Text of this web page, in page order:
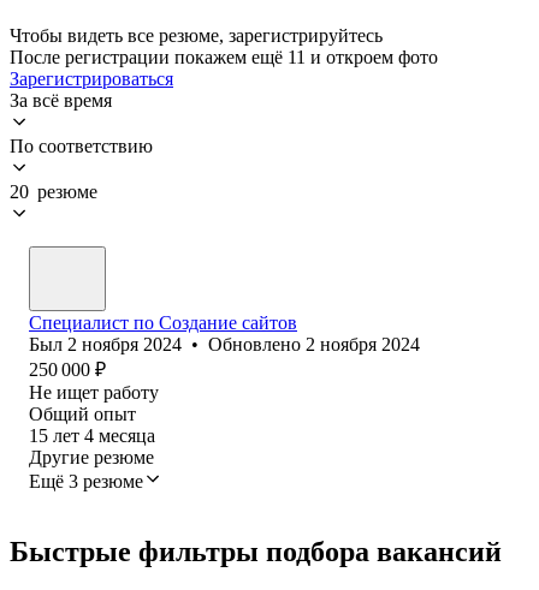
Чтобы видеть все резюме, зарегистрируйтесь
После регистрации покажем ещё 11 и откроем фото
Зарегистрироваться
За всё время
По соответствию
20 резюме
Специалист по Создание сайтов
Был 2 ноября 2024 • Обновлено 2 ноября 2024
250 000 ₽
Не ищет работу
Общий опыт
15 лет 4 месяца
Другие резюме
Ещё 3 резюме
Быстрые фильтры подбора вакансий